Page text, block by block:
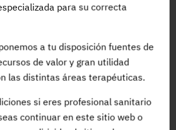
para su correcta
a tu disposición fuentes de
de valor y gran utilidad
las distintas áreas terapéuticas.
si eres profesional sanitario
continuar en este sitio web o
A TODA LA FORMACIÓN